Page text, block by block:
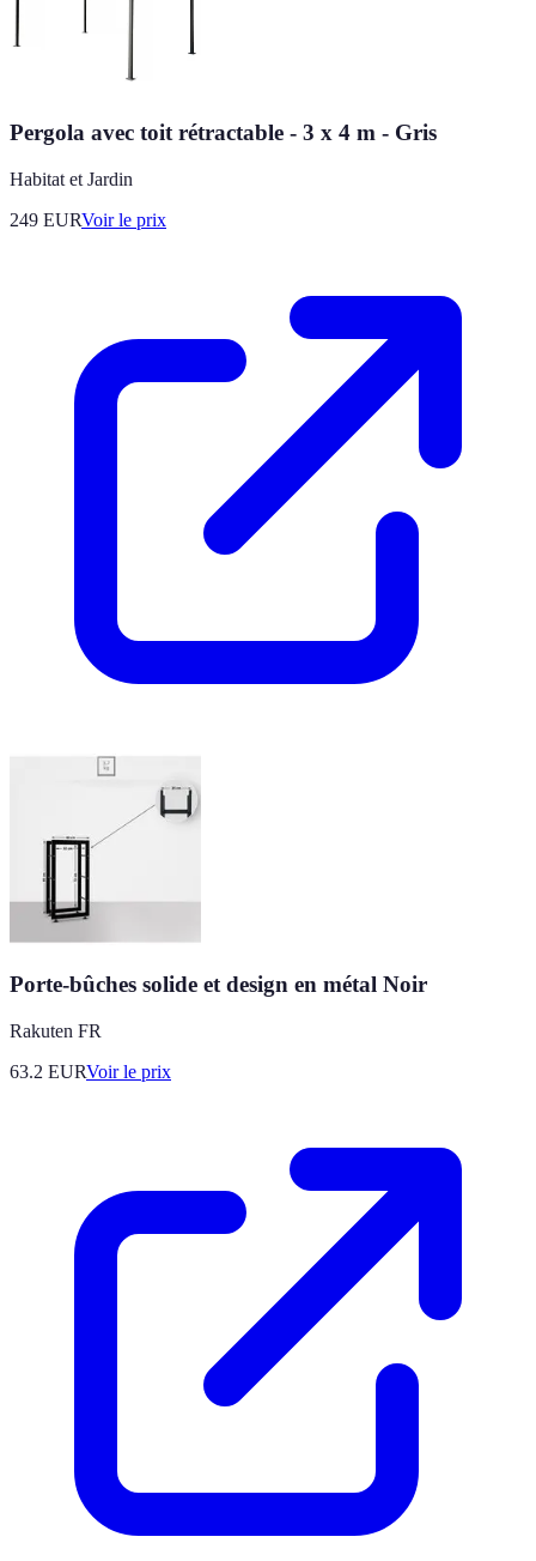
Pergola avec toit rétractable - 3 x 4 m - Gris
Habitat et Jardin
249 EURVoir le prix
Porte-bûches solide et design en métal Noir
Rakuten FR
63.2 EURVoir le prix